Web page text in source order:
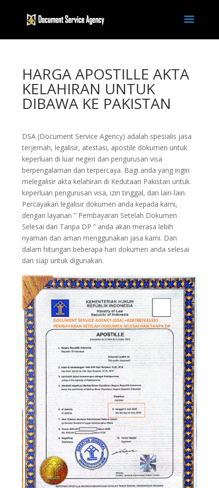
HARGA APOSTILLE AKTA
KELAHIRAN UNTUK
DIBAWA KE PAKISTAN
DSA (Document Service Agency) adalah spesialis jasa
terjemah, legalisir, atestasi, apostile dokumen untuk
keperluan di luar negeri dan pengurusan visa
berpengalaman dan terpercaya. Bagi anda yang ingin
melegalisir akta kelahiran di Kedutaan Pakistan untuk
keperluan pengurusan visa, izin tinggal, dan lain-lain.
Percayakan legalisir dokumen anda kepada kami,
dengan layanan ” Pembayaran Setelah Dokumen
Selesai dan Tanpa DP ” anda akan merasa lebih
nyaman dan aman menggunakan jasa kami. Dan
dalam hitungan beberapa hari dokumen anda selesai
dan siap untuk digunakan.